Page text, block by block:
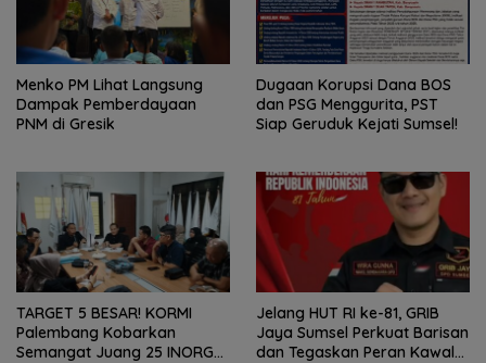
Menko PM Lihat Langsung
Dampak Pemberdayaan
PNM di Gresik
Dugaan Korupsi Dana BOS
dan PSG Menggurita, PST
Siap Geruduk Kejati Sumsel!
TARGET 5 BESAR! KORMI
Palembang Kobarkan
Semangat Juang 25 INORGA
Jelang HUT RI ke-81, GRIB
Jaya Sumsel Perkuat Barisan
dan Tegaskan Peran Kawal